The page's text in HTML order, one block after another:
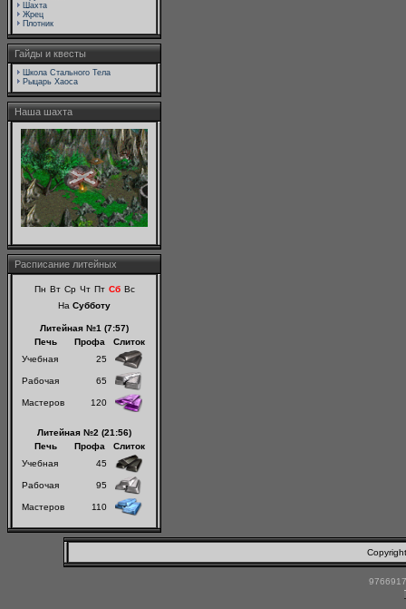
Шахта
Жрец
Плотник
Гайды и квесты
Школа Стального Тела
Рыцарь Хаоса
Наша шахта
Расписание литейных
Пн Вт Ср Чт Пт Сб Вс
На Субботу
Литейная №1 (7:57)
Печь
Профа
Слиток
Учебная
25
Рабочая 65
Мастеров 120
Литейная №2 (21:56)
Печь
Профа
Слиток
Учебная
45
Рабочая 95
Мастеров 110